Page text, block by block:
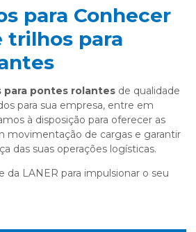
para Conhecer
trilhos para
para pontes rolantes de qualidade
para sua empresa, entre em
à disposição para oferecer as
movimentação de cargas e garantir
das suas operações logísticas.
da LANER para impulsionar o seu